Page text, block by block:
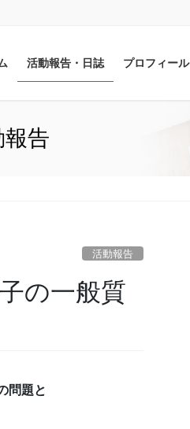
活動報告・日誌 プロフィール
告
活動報告
の一般質
問題と